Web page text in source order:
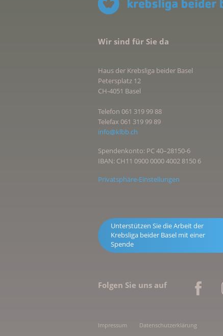
Wir sind für Sie da
Haus der Krebsliga beider Basel
Petersplatz 12
CH-4051 Basel
Telefon 061 319 99 88
Telefax 061 319 99 89
info@klbb.ch
Spendenkonto: PC 40–28150-6
IBAN: CH11 0900 0000 4002 8150 6
Privatsphäre-Einstellungen
Unterstützen Sie die Arbeit der
Krebsliga beider Basel mit einer
Spende
Folgen Sie uns auf
Impressum Datenschutzerklärung